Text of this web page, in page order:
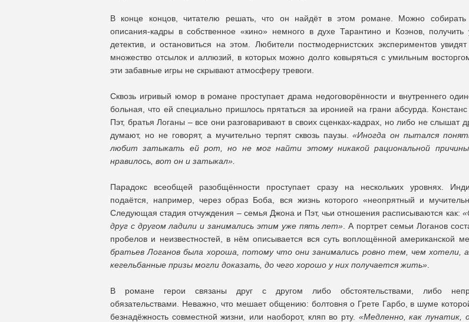
В конце концов, читателю решать, что он найдёт в этом романе. Можно собирать
описания-кадры в собственное «кино» немного в духе Тарантино и Коэнов, получить
детектив, и остановиться на этом. Любители постмодернистских экспериментов
множество отсылок и аллюзий, в которых можно долго ковыряться с умильным
эти забавные игры не скрывают атмосферу тревоги.
Сквозь игривый юмор в романе проступает драма недоговорённости и внутреннего
больная, что ей специально пришлось прятаться за иронией на грани абсурда.
Пэт, братья Логаны – все они разговаривают в своих сценках-кадрах, но либо не слышат
думают, но не говорят, а мучительно терпят сквозь паузы.«Иногда он пытался
любит затыкать ей рот, но не мог найти этому никакой рациональной
нравилось, вот он и затыкал».
Парадокс всеобщей разобщённости проступает сразу на нескольких уровнях.
подаётся, например, через образ Боба, вся жизнь которого «неопрятный и
Следующая стадия отчуждения – семья Джона и Пэт, чьи отношения расписываются как:
друг с другом ладили и занимались этим уже пять лет» . А портрет семьи Логанов
пробелов и неизвестностей, в нём описывается вся суть воплощённой американской
братьев Логанов была хороша, потому что они занимались ровно тем, чем хотели,
кегельбанные призы могли доказать, до чего хорошо у них получается жить»
В романе герои связаны друг с другом либо обстоятельствами, либо
обязательствами. Неважно, что мешает общению: болтовня о Грете Гарбо, в шуме
безнадёжность совместной жизни, или наоборот, кляп во рту. «Медленно, как лунатик,